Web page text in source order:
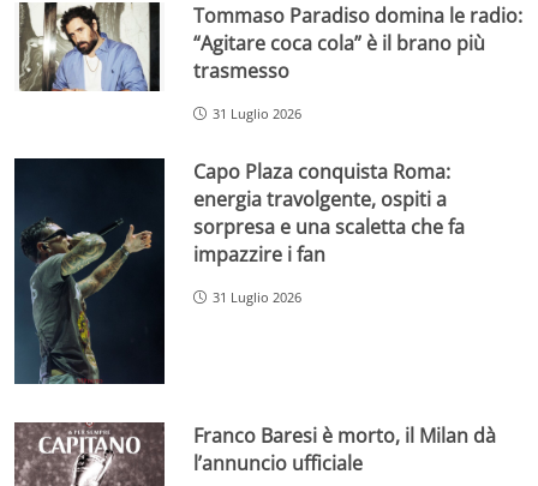
Tommaso Paradiso domina le radio:
“Agitare coca cola” è il brano più
trasmesso
31 Luglio 2026
Capo Plaza conquista Roma:
energia travolgente, ospiti a
sorpresa e una scaletta che fa
impazzire i fan
31 Luglio 2026
Franco Baresi è morto, il Milan dà
l’annuncio ufficiale